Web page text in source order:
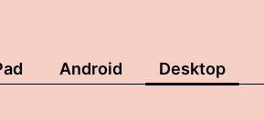
Android Desktop